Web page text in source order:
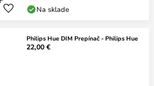
Na sklade
Philips Hue DIM Prepínač - Philips Hue
22,00 €